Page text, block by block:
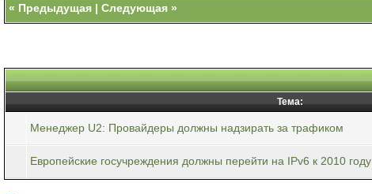
« Предыдущая | Следующая »
Тема:
Менеджер U2: Провайдеры должны надзирать за трафиком
Европейские госучреждения должны перейти на IPv6 к 2010 году